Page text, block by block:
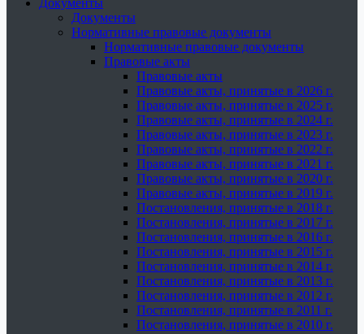
Документы
Документы
Нормативные правовые документы
Нормативные правовые документы
Правовые акты
Правовые акты
Правовые акты, принятые в 2026 г.
Правовые акты, принятые в 2025 г.
Правовые акты, принятые в 2024 г.
Правовые акты, принятые в 2023 г.
Правовые акты, принятые в 2022 г.
Правовые акты, принятые в 2021 г.
Правовые акты, принятые в 2020 г.
Правовые акты, принятые в 2019 г.
Постановления, принятые в 2018 г.
Постановления, принятые в 2017 г.
Постановления, принятые в 2016 г.
Постановления, принятые в 2015 г.
Постановления, принятые в 2014 г.
Постановления, принятые в 2013 г.
Постановления, принятые в 2012 г.
Постановления, принятые в 2011 г.
Постановления, принятые в 2010 г.